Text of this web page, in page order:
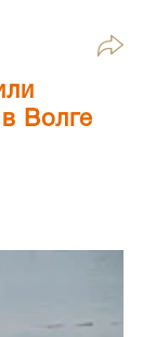
Волге